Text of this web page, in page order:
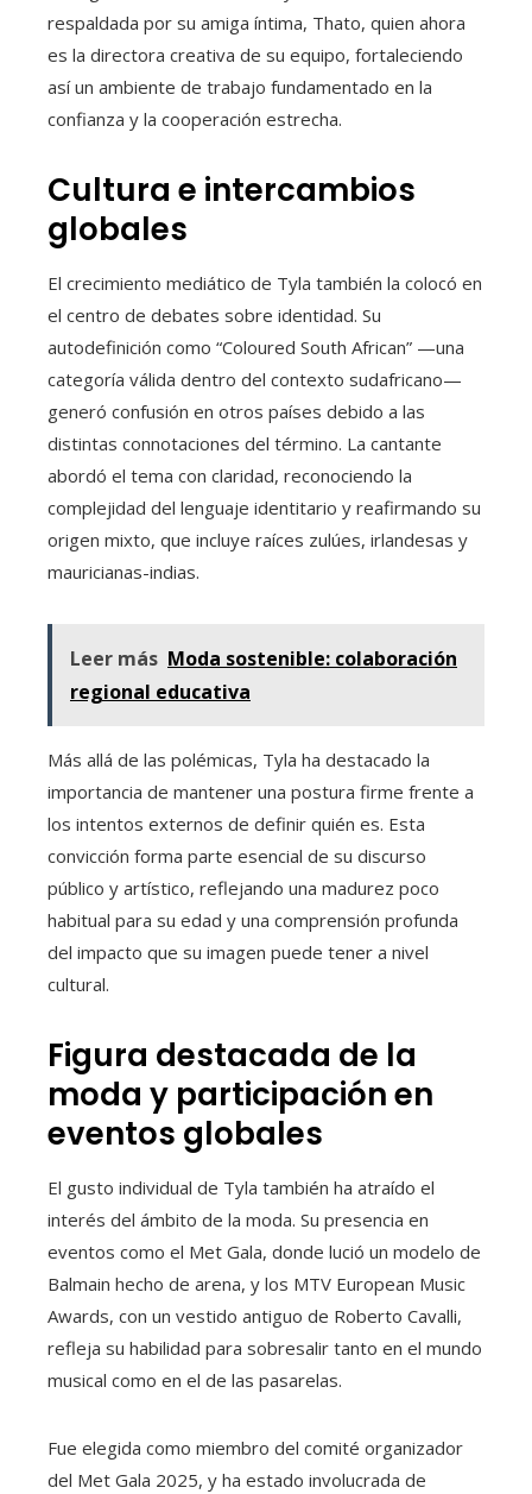
respaldada por su amiga íntima, Thato, quien ahora
es la directora creativa de su equipo, fortaleciendo
así un ambiente de trabajo fundamentado en la
confianza y la cooperación estrecha.
Cultura e intercambios
globales
El crecimiento mediático de Tyla también la colocó en
el centro de debates sobre identidad. Su
autodefinición como “Coloured South African” —una
categoría válida dentro del contexto sudafricano—
generó confusión en otros países debido a las
distintas connotaciones del término. La cantante
abordó el tema con claridad, reconociendo la
complejidad del lenguaje identitario y reafirmando su
origen mixto, que incluye raíces zulúes, irlandesas y
mauricianas-indias.
Leer más Moda sostenible: colaboración
regional educativa
Más allá de las polémicas, Tyla ha destacado la
importancia de mantener una postura firme frente a
los intentos externos de definir quién es. Esta
convicción forma parte esencial de su discurso
público y artístico, reflejando una madurez poco
habitual para su edad y una comprensión profunda
del impacto que su imagen puede tener a nivel
cultural.
Figura destacada de la
moda y participación en
eventos globales
El gusto individual de Tyla también ha atraído el
interés del ámbito de la moda. Su presencia en
eventos como el Met Gala, donde lució un modelo de
Balmain hecho de arena, y los MTV European Music
Awards, con un vestido antiguo de Roberto Cavalli,
refleja su habilidad para sobresalir tanto en el mundo
musical como en el de las pasarelas.
Fue elegida como miembro del comité organizador
del Met Gala 2025, y ha estado involucrada de